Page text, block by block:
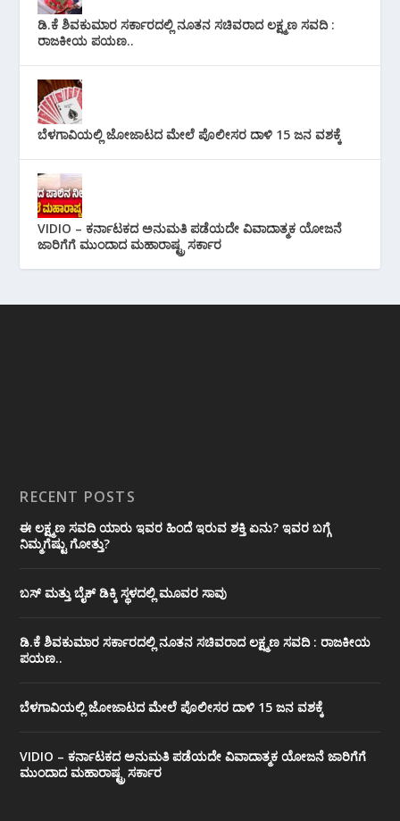
ಡಿ.ಕೆ ಶಿವಕುಮಾರ ಸರ್ಕಾರದಲ್ಲಿ ನೂತನ ಸಚಿವರಾದ ಲಕ್ಷ್ಮಣ ಸವದಿ :
ರಾಜಕೀಯ ಪಯಣ..
ಬೆಳಗಾವಿಯಲ್ಲಿ ಜೋಜಾಟದ ಮೇಲೆ ಪೊಲೀಸರ ದಾಳಿ 15 ಜನ ವಶಕ್ಕೆ
VIDIO – ಕರ್ನಾಟಕದ ಅನುಮತಿ ಪಡೆಯದೇ ವಿವಾದಾತ್ಮಕ ಯೋಜನೆ
ಜಾರಿಗೆಗೆ ಮುಂದಾದ ಮಹಾರಾಷ್ಟ್ರ ಸರ್ಕಾರ
RECENT POSTS
ಈ ಲಕ್ಷ್ಮಣ ಸವದಿ ಯಾರು ಇವರ ಹಿಂದೆ ಇರುವ ಶಕ್ತಿ ಏನು? ಇವರ ಬಗ್ಗೆ
ನಿಮ್ಮಗೆಷ್ಟು ಗೋತ್ತು?
ಬಸ್ ಮತ್ತು ಬೈಕ್ ಡಿಕ್ಕಿ ಸ್ಥಳದಲ್ಲಿ ಮೂವರ ಸಾವು
ಡಿ.ಕೆ ಶಿವಕುಮಾರ ಸರ್ಕಾರದಲ್ಲಿ ನೂತನ ಸಚಿವರಾದ ಲಕ್ಷ್ಮಣ ಸವದಿ : ರಾಜಕೀಯ
ಪಯಣ..
ಬೆಳಗಾವಿಯಲ್ಲಿ ಜೋಜಾಟದ ಮೇಲೆ ಪೊಲೀಸರ ದಾಳಿ 15 ಜನ ವಶಕ್ಕೆ
VIDIO – ಕರ್ನಾಟಕದ ಅನುಮತಿ ಪಡೆಯದೇ ವಿವಾದಾತ್ಮಕ ಯೋಜನೆ ಜಾರಿಗೆಗೆ
ಮುಂದಾದ ಮಹಾರಾಷ್ಟ್ರ ಸರ್ಕಾರ